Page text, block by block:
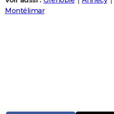
Destinations
City break
Voyage nature
Voyage de noces
Forum
Climat
+
PHOTO
PROGRAMME TV
Montélimar